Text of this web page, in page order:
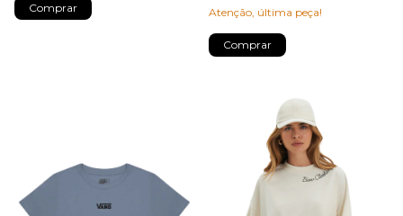
Comprar Atenção, última peça!
Comprar